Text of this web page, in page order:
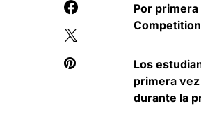
Por
Los
primera
durante la